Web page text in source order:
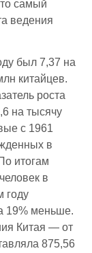
самый
ведения
был 7,37 на
китайцев.
роста
на тысячу
с 1961
в
итогам
в
году
19% меньше.
Китая — от
875,56